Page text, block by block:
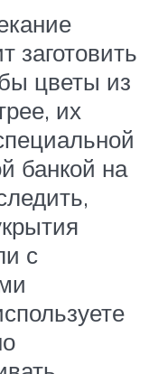
заготовить
цветы из
их
банкой на
с